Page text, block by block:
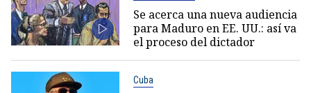
Se acerca una nueva audiencia
para Maduro en EE. UU.: así va
el proceso del dictador
Cuba